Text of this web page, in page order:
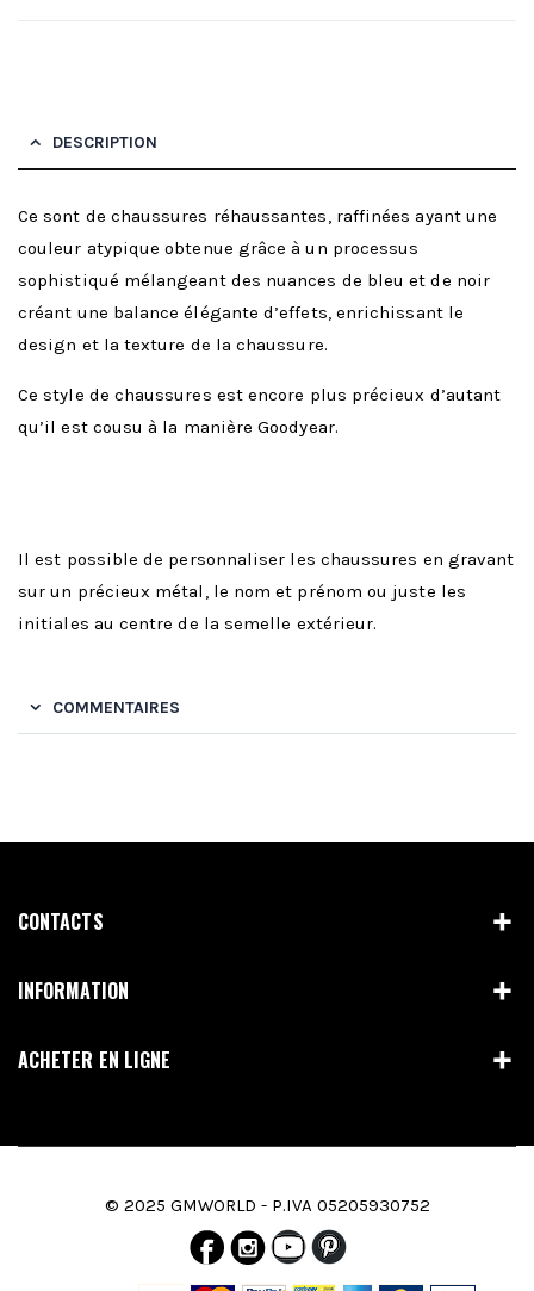
DESCRIPTION
Ce sont de chaussures réhaussantes, raffinées ayant une
couleur atypique obtenue grâce à un processus
sophistiqué mélangeant des nuances de bleu et de noir
créant une balance élégante d’effets, enrichissant le
design et la texture de la chaussure.
Ce style de chaussures est encore plus précieux d’autant
qu’il est cousu à la manière Goodyear.
Il est possible de personnaliser les chaussures en gravant
sur un précieux métal, le nom et prénom ou juste les
initiales au centre de la semelle extérieur.
COMMENTAIRES
CONTACTS
INFORMATION
ACHETER EN LIGNE
© 2025 GMWORLD - P.IVA 05205930752